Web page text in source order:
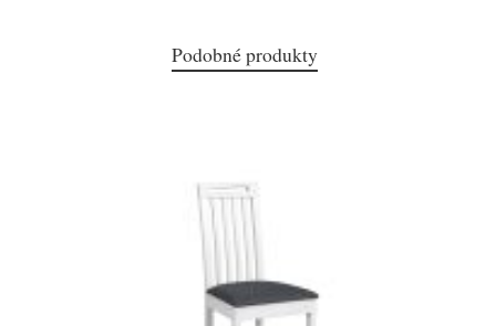
Podobné produkty